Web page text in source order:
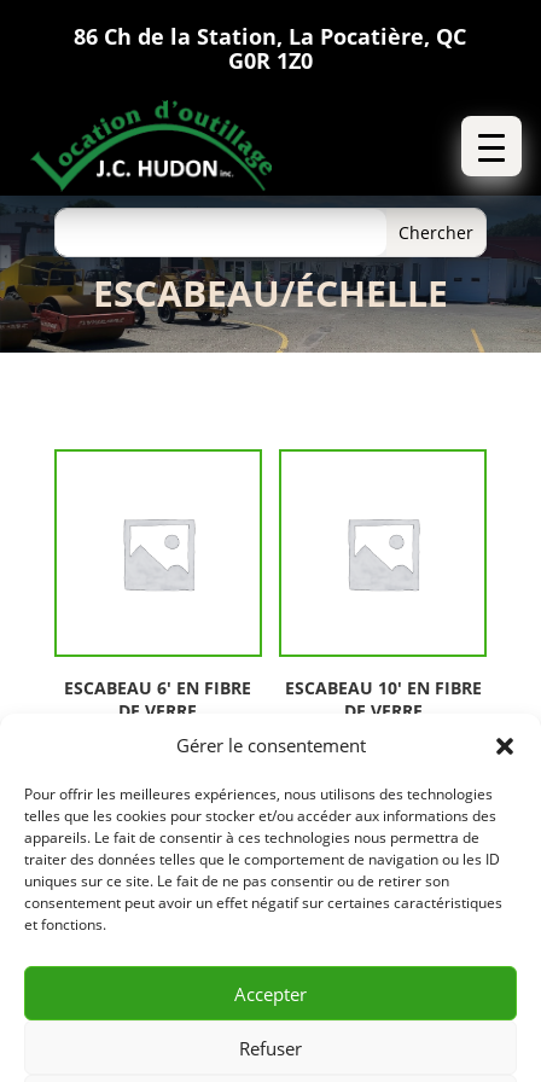
Gérer le consentement
Pour offrir les meilleures expériences, nous utilisons des technologies
telles que les cookies pour stocker et/ou accéder aux informations des
appareils. Le fait de consentir à ces technologies nous permettra de
traiter des données telles que le comportement de navigation ou les ID
uniques sur ce site. Le fait de ne pas consentir ou de retirer son
consentement peut avoir un effet négatif sur certaines caractéristiques
et fonctions.
Accepter
Refuser
86 Ch de la Station, La Pocatière, QC
G0R 1Z0
ESCABEAU/ÉCHELLE
ESCABEAU 6′ EN FIBRE
DE VERRE
ESCABEAU 10′ EN FIBRE
DE VERRE
ESCABEAU ALUMINIUM
ÉCHELLE TÉLESCOPIQUE